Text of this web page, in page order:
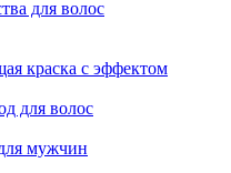
для волос
краска с эффектом
для волос
мужчин